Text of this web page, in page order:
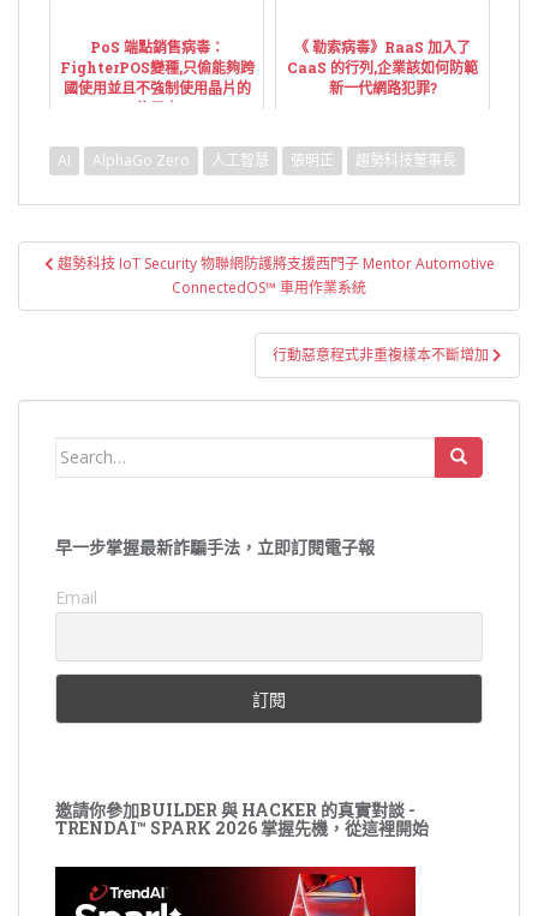
PoS 端點銷售病毒：
FighterPOS變種,只偷能夠跨
國使用並且不強制使用晶片的
信用卡
《 勒索病毒》RaaS 加入了
CaaS 的行列,企業該如何防範
新一代網路犯罪?
AI AlphaGo Zero 人工智慧 張明正 趨勢科技董事長
文
導
趨勢科技 IoT Security 物聯網防護將支援西門子 Mentor Automotive
ConnectedOS™ 車用作業系統
行動惡意程式非重複樣本不斷增加
Search
早一步掌握最新詐騙手法，立即訂閱電子報
Email
邀請你參加BUILDER 與 HACKER 的真實對談 -
TRENDAI™ SPARK 2026 掌握先機，從這裡開始